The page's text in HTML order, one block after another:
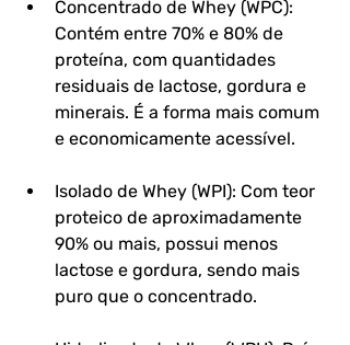
Concentrado de Whey (WPC):
Contém entre 70% e 80% de
proteína, com quantidades
residuais de lactose, gordura e
minerais. É a forma mais comum
e economicamente acessível.
Isolado de Whey (WPI): Com teor
proteico de aproximadamente
90% ou mais, possui menos
lactose e gordura, sendo mais
puro que o concentrado.